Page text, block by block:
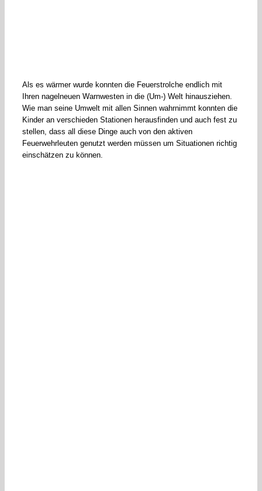
Als es wärmer wurde konnten die Feuerstrolche endlich mit
Ihren nagelneuen Warnwesten in die (Um-) Welt hinausziehen.
Wie man seine Umwelt mit allen Sinnen wahrnimmt konnten die
Kinder an verschieden Stationen herausfinden und auch fest zu
stellen, dass all diese Dinge auch von den aktiven
Feuerwehrleuten genutzt werden müssen um Situationen richtig
einschätzen zu können.